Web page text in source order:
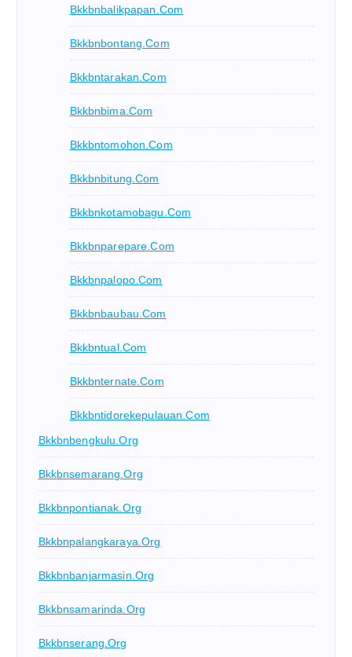
Bkkbnbalikpapan.com
Bkkbnbontang.com
Bkkbntarakan.com
Bkkbnbima.com
Bkkbntomohon.com
Bkkbnbitung.com
Bkkbnkotamobagu.com
Bkkbnparepare.com
Bkkbnpalopo.com
Bkkbnbaubau.com
Bkkbntual.com
Bkkbnternate.com
Bkkbntidorekepulauan.com
Bkkbnbengkulu.org
Bkkbnsemarang.org
Bkkbnpontianak.org
Bkkbnpalangkaraya.org
Bkkbnbanjarmasin.org
Bkkbnsamarinda.org
Bkkbnserang.org